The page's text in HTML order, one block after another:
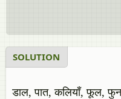
SOLUTION
डाल, पात, कलियाँ, फूल,